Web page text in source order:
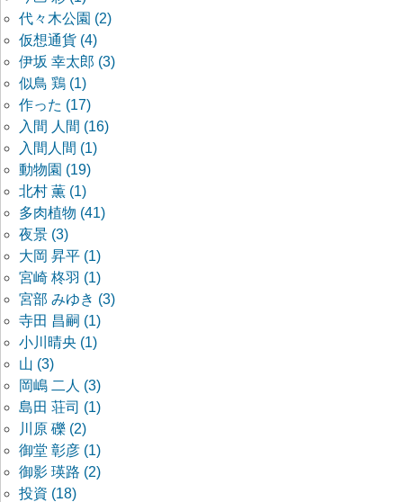
代々木公園 (2)
仮想通貨 (4)
伊坂 幸太郎 (3)
似鳥 鶏 (1)
作った (17)
入間 人間 (16)
入間人間 (1)
動物園 (19)
北村 薫 (1)
多肉植物 (41)
夜景 (3)
大岡 昇平 (1)
宮崎 柊羽 (1)
宮部 みゆき (3)
寺田 昌嗣 (1)
小川晴央 (1)
山 (3)
岡嶋 二人 (3)
島田 荘司 (1)
川原 礫 (2)
御堂 彰彦 (1)
御影 瑛路 (2)
投資 (18)